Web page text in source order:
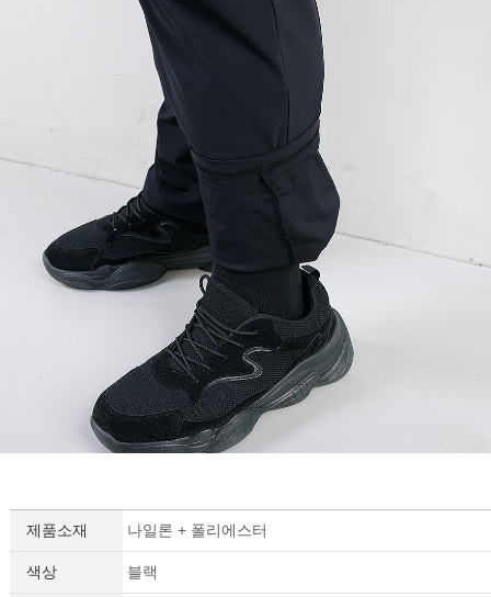
제품소재 나일론 + 폴리에스터
색상 블랙